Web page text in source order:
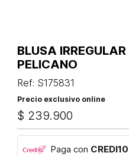
BLUSA
PELICANO
Ref: S175831
Precio exclusivo online
$ 239.900
Paga con CREDI10